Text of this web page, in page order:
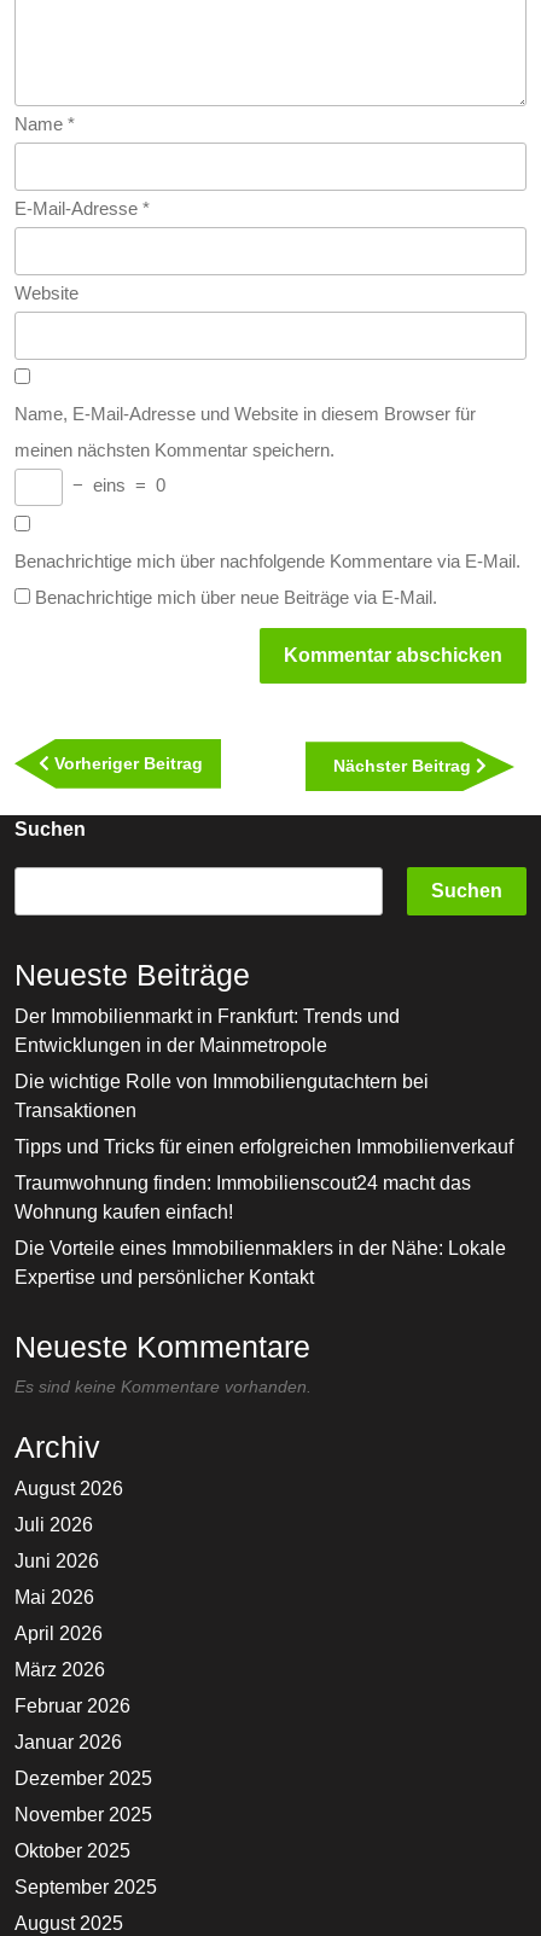
Name *
E-Mail-Adresse *
Website
Name, E-Mail-Adresse und Website in diesem Browser für
meinen nächsten Kommentar speichern.
− eins = 0
Benachrichtige mich über nachfolgende Kommentare via E-Mail.
Benachrichtige mich über neue Beiträge via E-Mail.
Vorheriger Beitrag
Beitrag
Nächster Beitrag
Suchen
Suchen
Neueste Beiträge
Der Immobilienmarkt in Frankfurt: Trends und
Entwicklungen in der Mainmetropole
Die wichtige Rolle von Immobiliengutachtern bei
Transaktionen
Tipps und Tricks für einen erfolgreichen Immobilienverkauf
Traumwohnung finden: Immobilienscout24 macht das
Wohnung kaufen einfach!
Die Vorteile eines Immobilienmaklers in der Nähe: Lokale
Expertise und persönlicher Kontakt
Neueste Kommentare
Es sind keine Kommentare vorhanden.
Archiv
August 2026
Juli 2026
Juni 2026
Mai 2026
April 2026
März 2026
Februar 2026
Januar 2026
Dezember 2025
November 2025
Oktober 2025
September 2025
August 2025